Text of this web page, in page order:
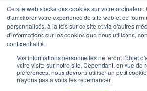
Ce site web stocke des cookies sur votre ordinateur.
d'améliorer votre expérience de site web et de
personnalisés, à la fois sur ce site et via d'autres
d'informations sur les cookies que nous utilisons,
confidentialité.
Vos informations personnelles ne feront l'objet
votre visite sur notre site. Cependant, en vue de
préférences, nous devrons utiliser un petit
n'ayons pas à vous les redemander.
Agence.immo Prix immobilier Grand
Belmont-lès-Darney (88260)